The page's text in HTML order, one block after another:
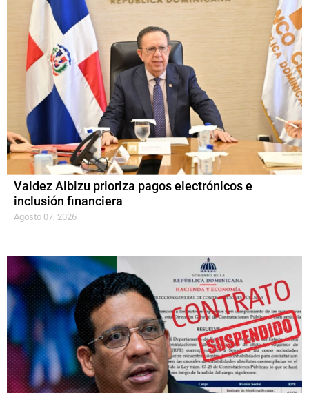
Valdez Albizu prioriza pagos electrónicos e
inclusión financiera
Agosto 07, 2026